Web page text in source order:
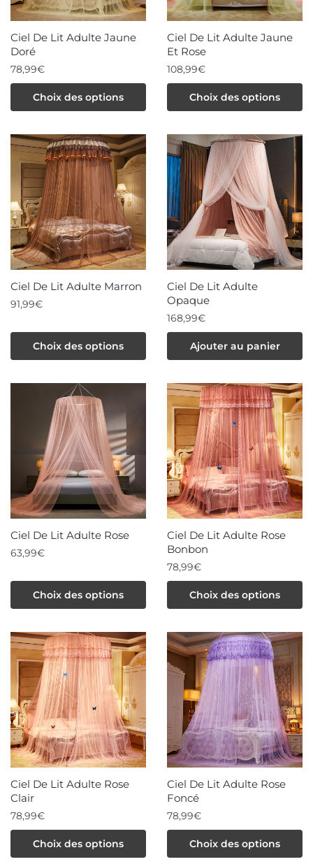
sur
page
la
page
du
produit
Ciel De Lit Adulte Jaune
Doré
78,99€
Choix des options
produit
plusieurs
variations.
Les
options
peuvent
être
choisies
sur
page
du
Ciel De Lit Adulte Jaune
Et Rose
108,99€
Choix des options
produit
plusieurs
variations.
Les
options
peuvent
être
choisies
sur
page
Ciel De Lit Adulte Marron
91,99€
Choix des options
produit
a
variations.
peuvent
choisies
sur
la
page
Ciel De Lit Adulte
Opaque
168,99€
Ajouter au panier
Ciel De Lit Adulte Rose
63,99€
Choix des options
produit
a
variations.
Les
options
peuvent
être
choisies
sur
la
page
du
produit
Ciel De Lit Adulte Rose
Bonbon
78,99€
Choix des options
produit
plusieurs
variations.
Les
options
peuvent
être
choisies
sur
page
Ciel De Lit Adulte Rose
Clair
78,99€
Choix des options
produit
Ciel De Lit Adulte Rose
Foncé
78,99€
Choix des options
produit